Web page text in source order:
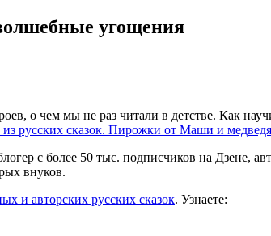
угощения
о чем мы не раз читали в детстве. Как
русских сказок. Пирожки от Маши и
с более 50 тыс. подписчиков на Дзене,
внуков.
и авторских русских сказок. Узнаете: